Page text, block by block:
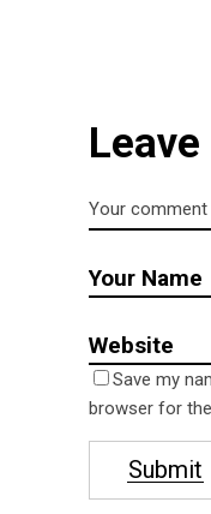
Save my
browser for
Submit